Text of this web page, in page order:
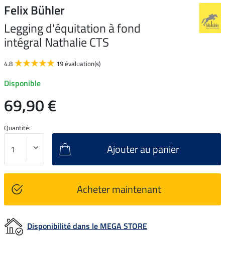
Felix Bühler
Legging d'équitation à fond
intégral Nathalie CTS
4.8 19 évaluation(s)
Disponible
69,90 €
Quantité:
Ajouter au panier
Acheter maintenant
Disponibilité dans le MEGA STORE